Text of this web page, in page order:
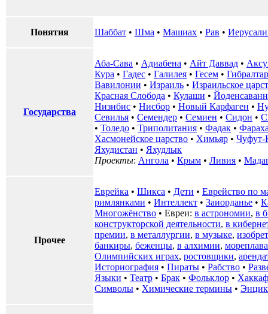
Понятия Шаббат • Шма • Машиах • Рав •
Государства
Аба-Сава • Адиабена • Айт Даввад •
Кура • Гадес • Галилея • Гесем • Гибралтар
Вавилонии • Израиль • Израильское
Красная Слобода • Кулаши •
Низибис • Нисбор • Новый Карфаген •
Севилья • Семендер • Семиен • Сидон •
• Толедо • Триполитания • Фадак •
Хасмонейское царство • Химьяр • Чуфут-
Яхудистан • Яхудлык
Проекты: Ангола • Крым • Ливия •
Прочее
Еврейка • Шикса • Дети • Еврейство по
римлянками • Интеллект • Заиорданье •
Многожёнство • Евреи: в астрономии, в
конструкторской деятельности, в
премии, в металлургии, в музыке,
банкиры, беженцы, в алхимии,
Олимпийских играх, ростовщики,
Историография • Пираты • Рабство •
Языки • Театр • Брак • Фольклор •
Символы • Химические термины •